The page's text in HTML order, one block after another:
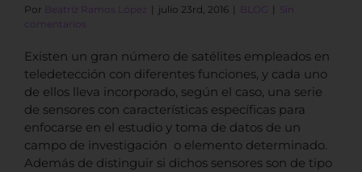
Por Beatriz Ramos López | julio 23rd, 2016 | BLOG | Sin
comentarios
Existen un gran número de satélites empleados en
teledetección con diferentes funciones, y cada uno
de ellos lleva incorporado, según el caso, una serie
de sensores con características específicas para
enfocarse en el estudio y toma de datos de un
campo de investigación o elemento determinado.
Además de distinguir si dichos sensores son de tipo